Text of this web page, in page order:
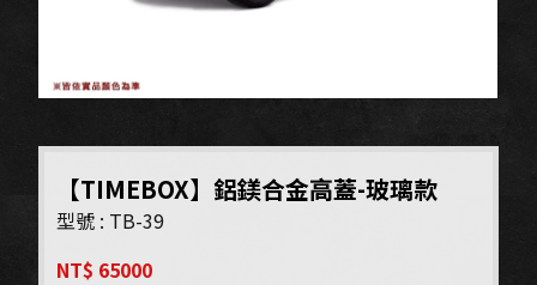
【TIMEBOX】鋁鎂合金高蓋-玻璃款
型號 : TB-39
NT$ 65000